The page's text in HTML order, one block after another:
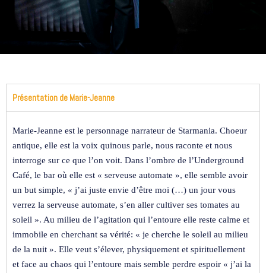
Présentation de Marie-Jeanne
Marie-Jeanne est le personnage narrateur de Starmania. Choeur
antique, elle est la voix quinous parle, nous raconte et nous
interroge sur ce que l’on voit. Dans l’ombre de l’Underground
Café, le bar où elle est « serveuse automate », elle semble avoir
un but simple, « j’ai juste envie d’être moi (…) un jour vous
verrez la serveuse automate, s’en aller cultiver ses tomates au
soleil ». Au milieu de l’agitation qui l’entoure elle reste calme et
immobile en cherchant sa vérité: « je cherche le soleil au milieu
de la nuit ». Elle veut s’élever, physiquement et spirituellement
et face au chaos qui l’entoure mais semble perdre espoir « j’ai la